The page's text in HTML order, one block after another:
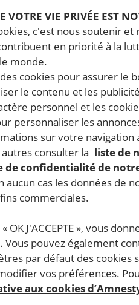
VOTRE VIE PRIVÉE EST
c'est nous soutenir
en priorité à la
monde.
cookies pour assurer le
le contenu et les
personnel et les
personnaliser les
sur votre navigation
consulter la liste de
de confidentialité de
aucun cas les données de
commerciales.
OK J'ACCEPTE », vous
Vous pouvez également
par défaut des cookies
vos préférences.
aux cookies